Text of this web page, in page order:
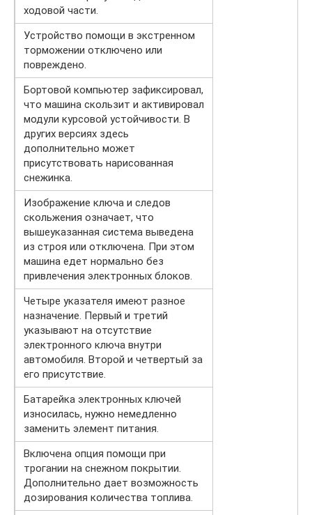
ходовой части.
Устройство помощи в экстренном
торможении отключено или
повреждено.
Бортовой компьютер зафиксировал,
что машина скользит и активировал
модули курсовой устойчивости. В
других версиях здесь
дополнительно может
присутствовать нарисованная
снежинка.
Изображение ключа и следов
скольжения означает, что
вышеуказанная система выведена
из строя или отключена. При этом
машина едет нормально без
привлечения электронных блоков.
Четыре указателя имеют разное
назначение. Первый и третий
указывают на отсутствие
электронного ключа внутри
автомобиля. Второй и четвертый за
его присутствие.
Батарейка электронных ключей
износилась, нужно немедленно
заменить элемент питания.
Включена опция помощи при
трогании на снежном покрытии.
Дополнительно дает возможность
дозирования количества топлива.